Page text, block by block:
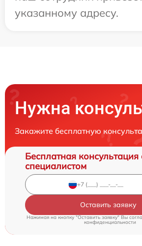
указанному адресу.
Нужна
Закажите бесплатную
Бесплатная консультация
специалистом
Оставить заявку
Нажимая на кнопку "Оставить заявку" Вы
конфиденциальности